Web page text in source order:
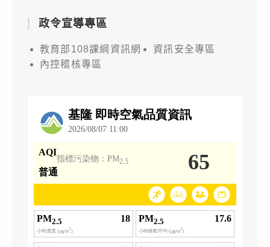
政令宣導專區
教育部108課綱資訊網
資訊安全專區
內控稽核專區